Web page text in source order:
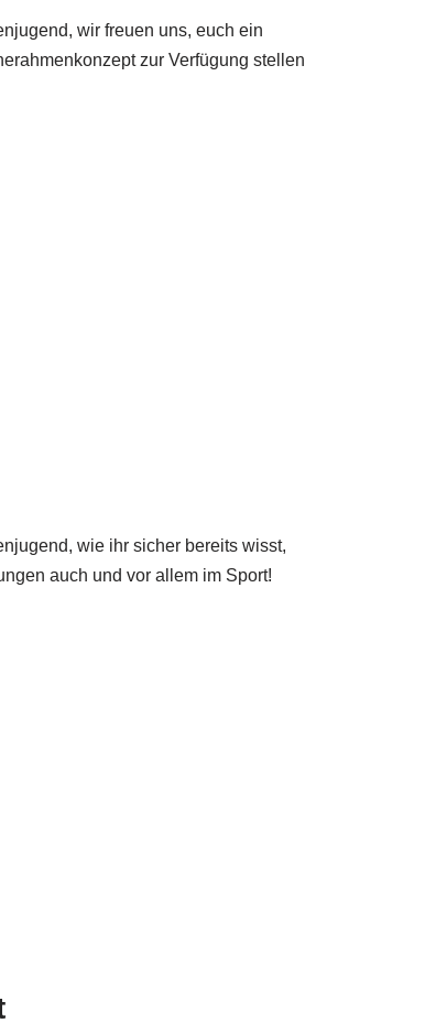
wir freuen uns, euch ein
zur Verfügung stellen
wie ihr sicher bereits wisst,
auch und vor allem im Sport!